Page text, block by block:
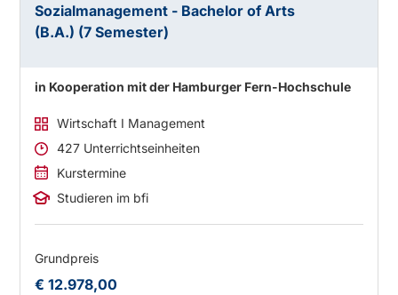
Sozialmanagement - Bachelor of Arts
(B.A.) (7 Semester)
in Kooperation mit der Hamburger Fern-Hochschule
Wirtschaft I Management
427 Unterrichtseinheiten
Kurstermine
Studieren im bfi
Grundpreis
€ 12.978,00